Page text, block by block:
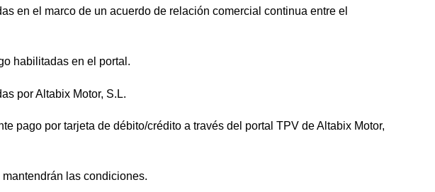
en el marco de un acuerdo de relación comercial continua entre el
habilitadas en el portal.
por Altabix Motor, S.L.
pago por tarjeta de débito/crédito a través del portal TPV de Altabix Motor,
las condiciones.